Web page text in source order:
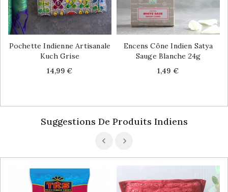
Pochette Indienne Artisanale
Kuch Grise
Price
14,99 €
Encens Cône Indien Satya
Sauge Blanche 24g
Price
1,49 €
Suggestions De Produits Indiens